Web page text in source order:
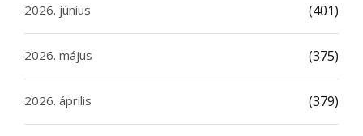
2026. június (401)
2026. május (375)
2026. április (379)